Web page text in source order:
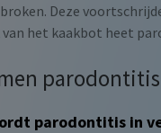
Deze
het kaakbot heet
parodontitis
parodontitis in